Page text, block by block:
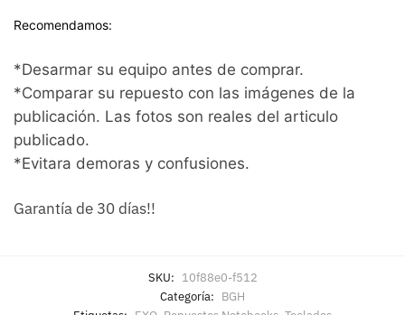
Recomendamos:
*Desarmar su equipo antes de comprar.
*Comparar su repuesto con las imágenes de la
publicación. Las fotos son reales del articulo
publicado.
*Evitara demoras y confusiones.
Garantía de 30 días!!
SKU: 10f88e0-f512
Categoría: BGH